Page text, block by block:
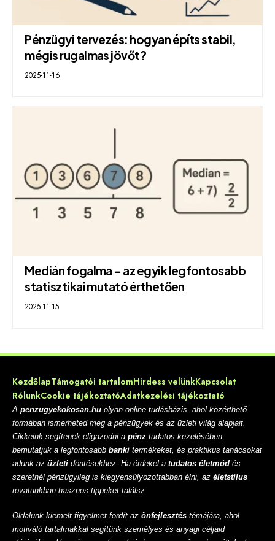
Pénzügyi tervezés: hogyan építs stabil,
mégis rugalmas jövőt?
2025-11-16
Medián fogalma – az egyik legfontosabb
statisztikai mutató érthetően
2025-11-15
KezdőlapTámogatói tartalomHirdess velünkKapcsolat
RólunkCookie tájékoztatóAdatkezelési tájékoztató
A penzugyekokosan.hu olyan online tudásbázis, ahol közérthető
formában ismerheted meg a pénzügyek és az üzleti világ alapjait.
Cikkeink segítenek eligazodni a pénz tudatos kezelésében,
bemutatjuk a legfontosabb banki termékeket, és praktikus tanácsokat
adunk az üzleti döntésekhez. Ha érdekel a tudatos életmód és
szeretnél pénzügyileg is kiegyensúlyozottabban élni, az életstílus
rovatunkban hasznos tippeket találsz.
Oldalunk kiemelt figyelmet fordít az önfejlesztés témájára, ahol
motiváló tartalmakkal segítünk személyes és anyagi céljaid